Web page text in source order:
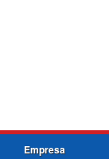
Empresa